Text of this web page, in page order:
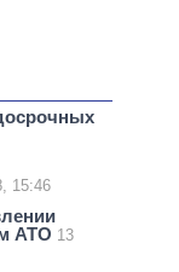
15:46
АТО 13